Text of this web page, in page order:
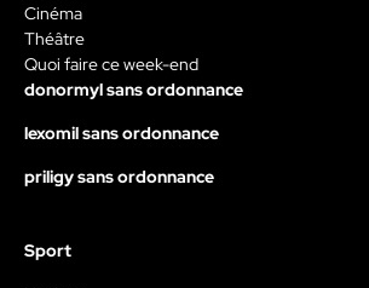
Cinéma
Théâtre
Quoi faire ce week-end
donormyl sans ordonnance
lexomil sans ordonnance
priligy sans ordonnance
Sport